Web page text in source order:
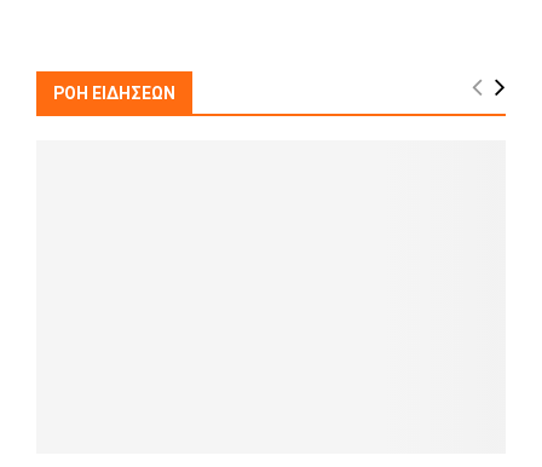
f
A
ΡΟΗ ΕΙΔΗΣΕΩΝ